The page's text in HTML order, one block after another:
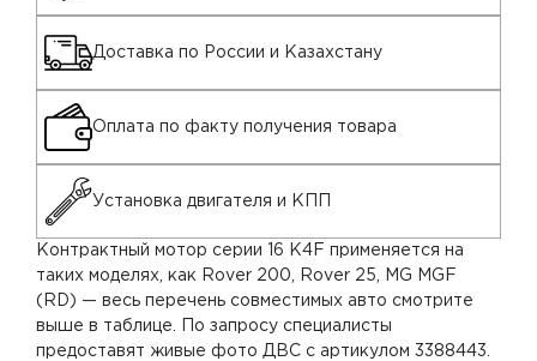
Доставка по России и Казахстану
Оплата по факту получения товара
Установка двигателя и КПП
Контрактный мотор серии 16 K4F применяется на
таких моделях, как Rover 200, Rover 25, MG MGF
(RD) — весь перечень совместимых авто смотрите
выше в таблице. По запросу специалисты
предоставят живые фото ДВС с артикулом 3388443.